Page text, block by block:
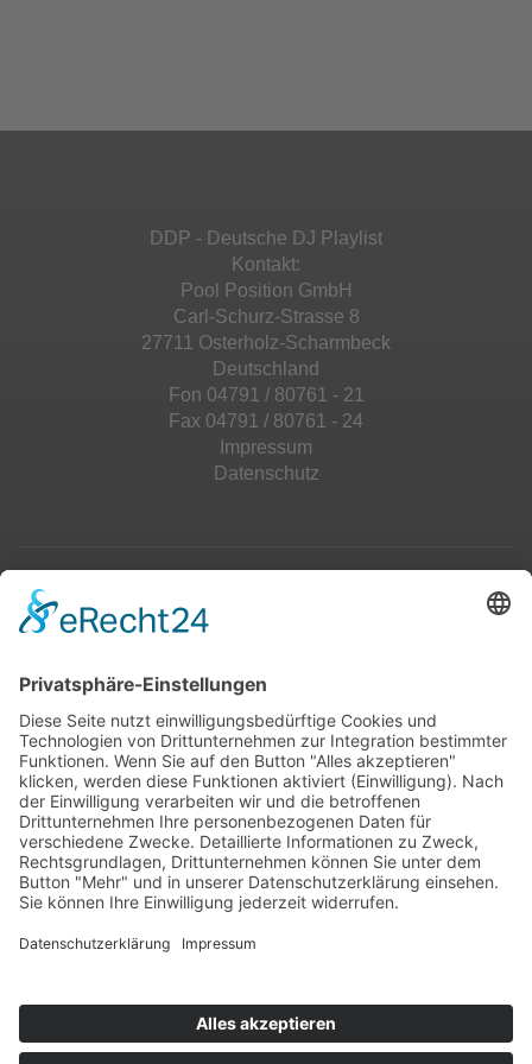
Usercentrics Consent
Management Platform&eRecht24
DDP - Deutsche DJ Playlist
Kontakt:
Pool Position GmbH
Carl-Schurz-Strasse 8
27711 Osterholz-Scharmbeck
Deutschland
Fon 04791 / 80761 - 21
Fax 04791 / 80761 - 24
Impressum
Datenschutz
Jahrescharts
Top 100
Hot 50
Top Neueinsteiger
Highscores